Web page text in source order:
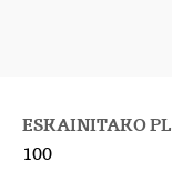
ESKAINITAKO
100